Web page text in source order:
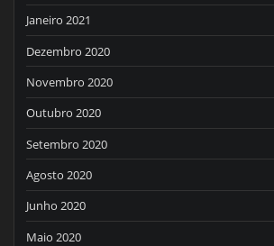
Janeiro 2021
Dezembro 2020
Novembro 2020
Outubro 2020
Setembro 2020
Agosto 2020
Junho 2020
Maio 2020